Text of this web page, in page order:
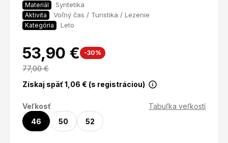
Materiál Syntetika
Aktivita Voľný čas / Turistika / Lezenie
Kategória Leto
53,90 € -30%
77,00€
Získaj späť1,06 € (s registráciou)
Veľkosť
Tabuľka veľkostí
46
50 52